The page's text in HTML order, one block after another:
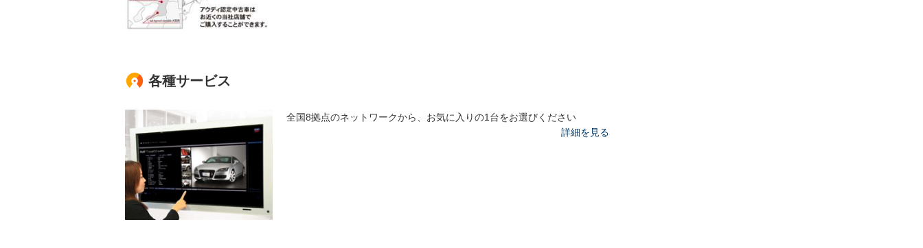
各種サービス
全国8拠点のネットワークから、お気に入りの1台をお選びください
詳細を見る